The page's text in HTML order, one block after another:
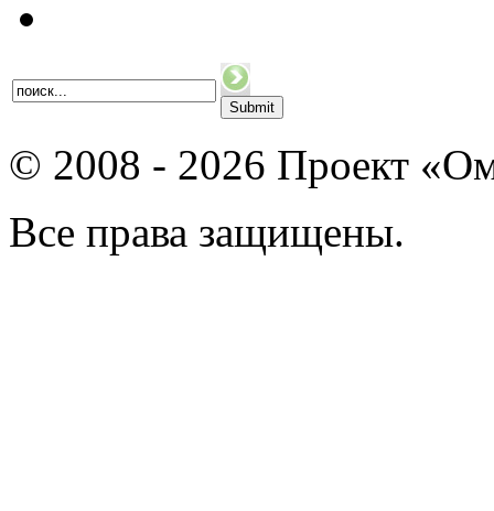
© 2008 - 2026 Проект
Все права защищены.